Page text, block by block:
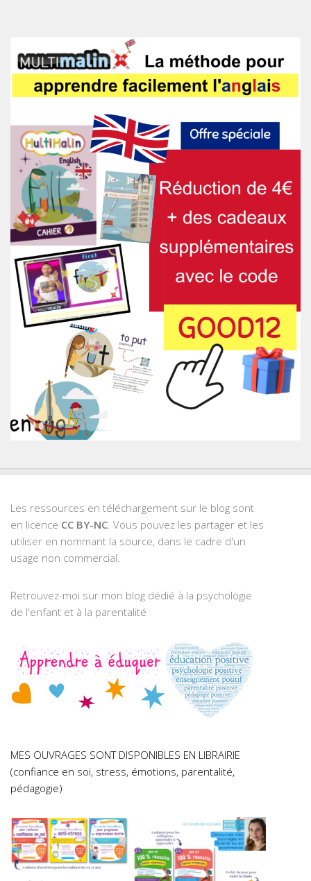
Les ressources en téléchargement sur le blog sont
en licence CC BY-NC . Vous pouvez les partager et les
utiliser en nommant la source, dans le cadre d'un
usage non commercial.
Retrouvez-moi sur mon blog dédié à la psychologie
de l'enfant et à la parentalité
MES OUVRAGES SONT DISPONIBLES EN LIBRAIRIE
(confiance en soi, stress, émotions, parentalité,
pédagogie)